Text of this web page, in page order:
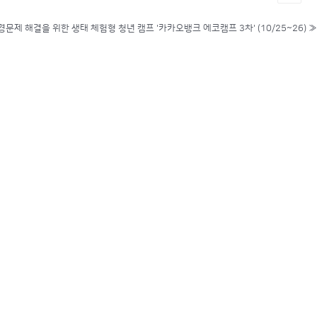
문제 해결을 위한 생태 체험형 청년 캠프 '카카오뱅크 에코캠프 3차' (10/25~26) »